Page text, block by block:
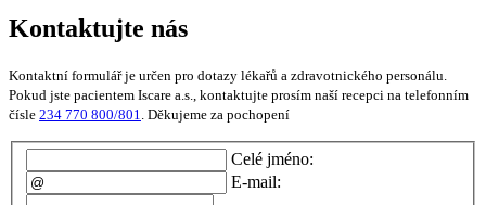
Kontaktujte nás
Kontaktní formulář je určen pro dotazy lékařů a zdravotnického personálu.
Pokud jste pacientem Iscare a.s., kontaktujte prosím naší recepci na telefonním
čísle 234 770 800/801 . Děkujeme za pochopení
Celé jméno:
E-mail: